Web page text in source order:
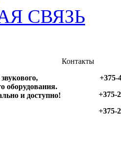
СВЯЗЬ
оборудования.
и доступно!
Контакты
+375-
+375-
+375-